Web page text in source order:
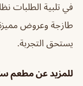
في تلبية الطلبات
طازجة وعروض
يستحق التجربة.
للمزيد عن مطعم